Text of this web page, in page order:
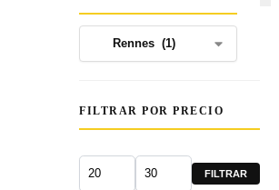
FILTRAR POR PRECIO
FILTRAR